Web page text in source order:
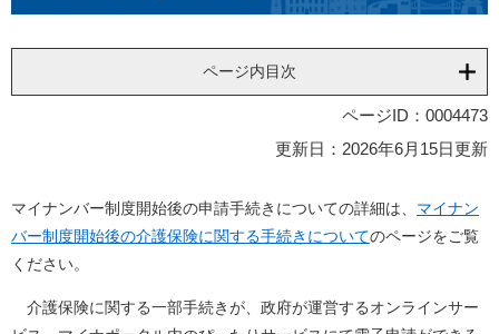
ページ内目次
ページID：0004473
更新日：2026年6月15日更新
マイナンバー制度開始後の申請手続きについての詳細は、 マイナン
バー制度開始後の介護保険に関する手続きについてのページをご覧
ください。
介護保険に関する一部手続きが、政府が運営するオンラインサー